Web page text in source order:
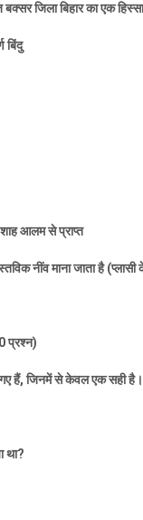
जिला बिहार का एक
बिंदु
आलम से प्राप्त
नींव माना जाता है
प्रश्न)
हैं,जिनमें से केवल एक सही है।
था?